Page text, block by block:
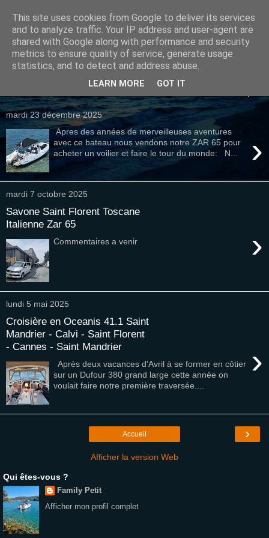
Timat38
Bienvenue sur le blog de nos aventures nautiques
mardi 23 décembre 2025
›
Apres des années de merveilleuses aventures
avec ce bateau nous vendons notre ZAR 65 pour
acheter un voilier et faire le tour du monde: N...
mardi 7 octobre 2025
Savone Saint Florent Toscane
Italienne Zar 65
›
Commentaires a venir
lundi 5 mai 2025
Croisière en Oceanis 41.1 Saint
Mandrier - Calvi - Saint Florent
- Cannes - Saint Mandrier
›
Après deux vacances d'Avril à se former en côtier
sur un Dufour 380 grand large cette année on
voulait faire notre première traversée....
›
Accueil
Afficher la version Web
Qui êtes-vous ?
Family Petit
Afficher mon profil complet
This site uses cookies from Google to deliver its services
and to analyze traffic. Your IP address and user-agent are
shared with Google along with performance and security
metrics to ensure quality of service, generate usage
statistics, and to detect and address abuse.
LEARN MORE GOT IT